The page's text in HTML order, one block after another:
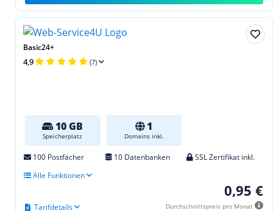
Basic24+
4,9 (7)
10 GB
Speicherplatz
1
Domains inkl.
100 Postfächer 10 Datenbanken
SSL Zertifikat inkl.
Alle Funktionen
0,95 €
Durchschnittspreis pro Monat
Tarifdetails